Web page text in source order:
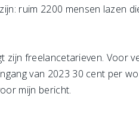
ruim 2200 mensen lazen
zijn freelancetarieven. Voor
van 2023 30 cent per
mijn bericht.